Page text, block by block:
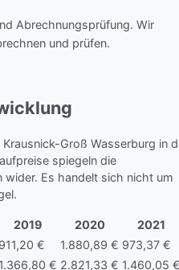
Abrechnungsprüfung. Wir
und prüfen.
Groß Wasserburg in
spiegeln die
Es handelt sich nicht um
2019 2020
2021
911,20 € 1.880,89 € 973,37 €
1.366,80 € 2.821,33 € 1.460,05